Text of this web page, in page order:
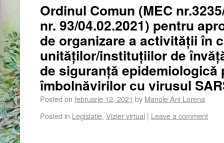
Ordinul Comun (MEC
nr. 93/04.02.2021) pentru
de organizare a activității în
unităților/instituțiilor de
de siguranță epidemiologică
îmbolnăvirilor cu virusul
Posted on februarie 12, 2021 by Manole Ani Lorena
Posted in Legislatie, Vizier virtual | Leave a comment